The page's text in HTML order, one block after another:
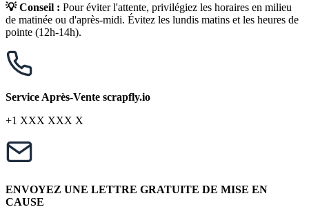
💡 Conseil : Pour éviter l'attente, privilégiez les horaires en milieu
de matinée ou d'après-midi. Évitez les lundis matins et les heures de
pointe (12h-14h).
Service Après-Vente scrapfly.io
+1 XXX XXX X
ENVOYEZ UNE LETTRE GRATUITE DE MISE EN
CAUSE